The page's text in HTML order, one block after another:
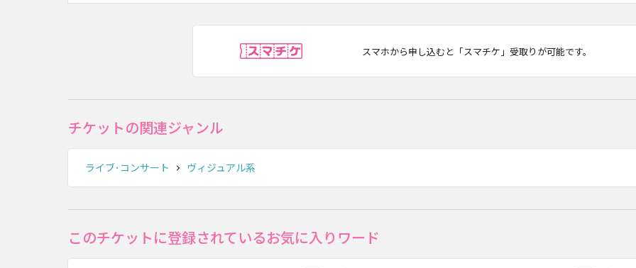
スマホから申し込むと「スマチケ」受取りが可能です。
チケットの関連ジャンル
ライブ･コンサート ヴィジュアル系
このチケットに登録されているお気に入りワード